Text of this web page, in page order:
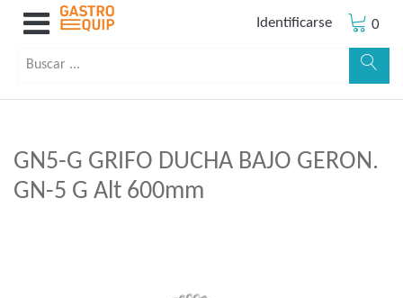
Identificarse 0
GN5-G GRIFO DUCHA BAJO GERON.
GN-5 G Alt 600mm